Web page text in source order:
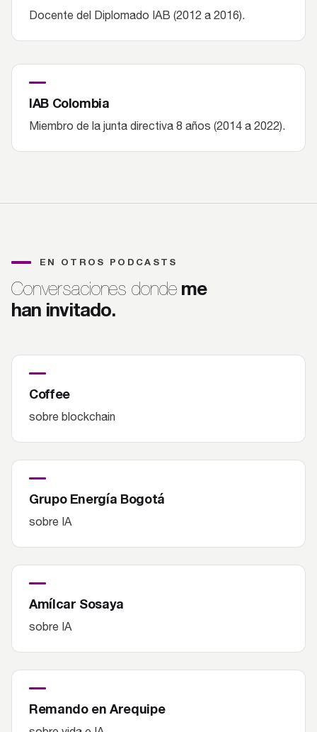
Docente del Diplomado IAB (2012 a 2016).
IAB Colombia
Miembro de la junta directiva 8 años (2014 a 2022).
EN OTROS PODCASTS
Conversaciones dondeme
han invitado.
Coffee
sobre blockchain
Grupo Energía Bogotá
sobre IA
Amílcar Sosaya
sobre IA
Remando en Arequipe